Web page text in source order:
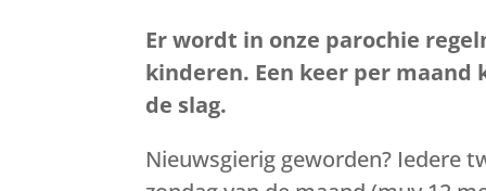
Er wordt in onze parochie
kinderen. Een keer per
de slag.
Nieuwsgierig geworden? Iedere